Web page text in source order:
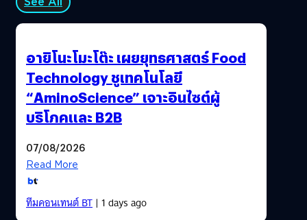
Mazin ยืนยันแล้วว่า เอลลี่ยังคงเป็นเลสเบียนหรือรักรว่มเพศ
เหมือนเกมต้นฉบับ ซึ่งเขาหวังว่า ซีรีส์จะได้ไปสำรวจตัวตนของ
เธอในด้านนี้มากขึ้น)โจเอลต้องพาเอลลี่ข้ามเขตแดนอันตราย
เพื่อพาเธอไปส่งถึงที่หมาย ซึ่งกลายเป็นการเดินทางที่ทั้งสอง
ต้องร่วมด้วยช่วยกันเพื่อรักษาตัวรอดไปจนถึงปลายทาง แม้
เท่าที่ฟัง ๆ ดู เนื้อหาของเกมที่จะถูกนำมาใช้ในหนังเรื่องนี้อาจ
ไม่ได้แปลกใหม่ แต่สิ่งที่ทำให้เกมเป็นที่กล่าวขวัญคือ ราย
ละเอียดทางอารมณ์ที่ถูกถ่ายทอดผ่านผู้เล่นได้อย่างงดงาม
ซาบซึ้งกินใจอย่างที่ไม่เคยมีเกมไหนทำได้ก่อนหน้านี้ ถึงขนาด
ที่นักวิจารณ์ยกให้เป็น…
อายิโนะโมะโต๊ะ เผยยุทธศาสตร์ Food
Technology ชูเทคโนโลยี
“AminoScience” เจาะอินไซต์ผู้
บริโภคและ B2B
07/08/2026
Read More
ทีมคอนเทนต์ BT| 1 days ago